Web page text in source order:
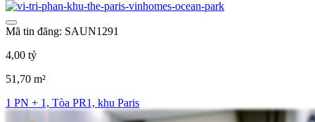
Mã tin đăng: SAUN1291
4,00 tỷ
51,70 m²
1 PN + 1, Tòa PR1, khu Paris